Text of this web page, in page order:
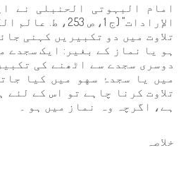
امام البہوتی الحنبلی نے
الإرادات" (ج 1، ص
تلاوت میں دو تکبیریں کہنی
ہو یا نماز کے بغیر: ایک سجدے
دوسری سجدے سے اٹھنے کی
میں یا سجدۂ سهو میں کیا
تلاوت کرنا چاہے تو اس کے
ہے، اگرچہ وہ نماز میں ہو ۔
خلاصہ